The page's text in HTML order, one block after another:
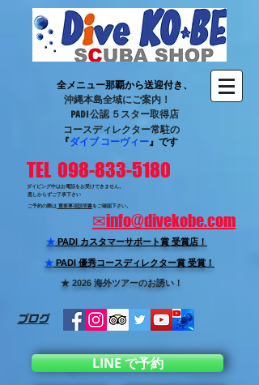
全メニュー那覇から送迎付き、
沖縄本島全域にご案内！
PADI 公認 ５スター取得店
コースディレクター常駐の
『ダイブ コーヴィー』です
TEL 098-833-5180
ダイビング中はお電話をお受けできません。
悪しからずご了承下さい
ご予約の際は 重要事項説明書をご確認下さい。
✉info@divekobe.com
★ PADI カスタマーサポート賞 受賞店！
★ PADI 優秀コースディレクター賞 受賞！
★ 2026 海外ツアーのお誘い！
ブログ
LINE で予約